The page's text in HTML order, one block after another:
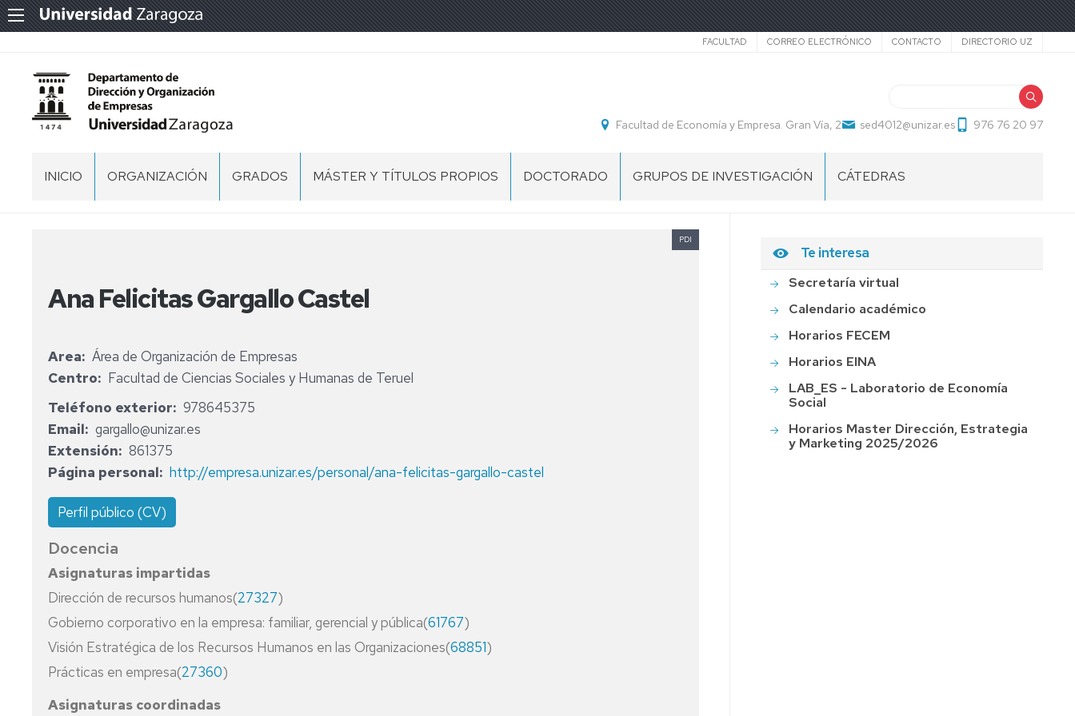
Secundario
FACULTAD CORREO ELECTRÓNICO CONTACTO DIRECTORIO UZ
Facultad de Economía y Empresa. Gran Vía, 2 sed4012@unizar.es 976 76 20 97
INICIO ORGANIZACIÓN
COMISIÓN
CONSEJO
DE
MEMORIAS
DEL
DEPARTAMENTO
GRADOS MÁSTER Y TÍTULOS PROPIOS
MARKETING
TÍTULOS
DOCTORADO GRUPOS DE INVESTIGACIÓN CÁTEDRAS
Ana Felicitas Gargallo Castel
PDI
Area
Área de Organización de Empresas
Centro
Facultad de Ciencias Sociales y Humanas de Teruel
Teléfono exterior
978645375
Email
gargallo@unizar.es
Extensión
861375
Página personal
http://empresa.unizar.es/personal/ana-felicitas-gargallo-castel
Perfil público (CV)
Docencia
Asignaturas impartidas
Dirección de recursos humanos(27327)
Gobierno corporativo en la empresa: familiar, gerencial y pública(61767)
Visión Estratégica de los Recursos Humanos en las Organizaciones(68851)
Prácticas en empresa(27360)
Asignaturas coordinadas
Te interesa
Secretaría virtual
Calendario académico
Horarios FECEM
Horarios EINA
LAB_ES - Laboratorio de Economía
Social
Horarios Master Dirección, Estrategia
y Marketing 2025/2026